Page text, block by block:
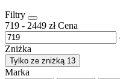
Filtry
719 - 2449 złCena
Zniżka
Tylko ze zniżką 13
Marka